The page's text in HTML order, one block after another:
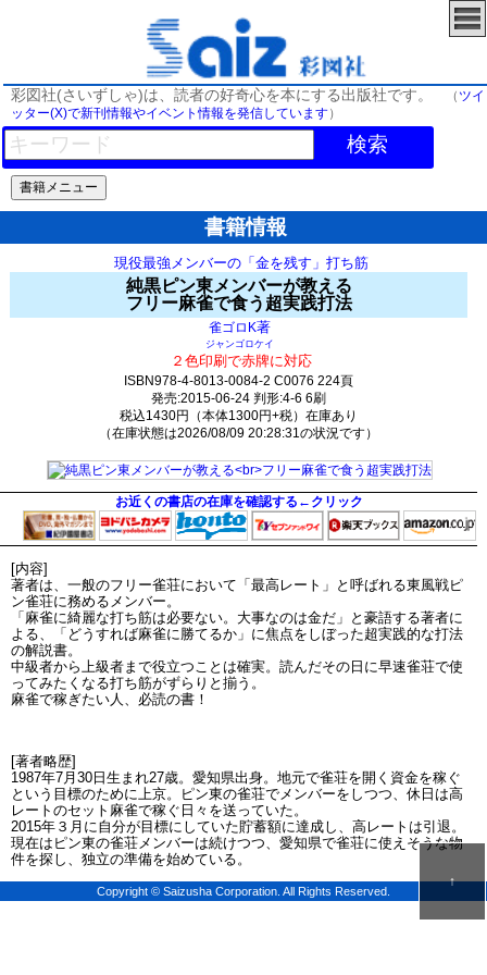
彩図社(さいずしゃ)は、読者の好奇心を本にする出版社です。 （ ツイ
ッター(X)で新刊情報やイベント情報を発信しています）
検索
書籍情報
現役最強メンバーの「金を残す」打ち筋
純黒ピン東メンバーが教える
フリー麻雀で食う超実践打法
雀ゴロK著
ジャンゴロケイ
２色印刷で赤牌に対応
ISBN978-4-8013-0084-2 C0076 224頁
発売:2015-06-24 判形:4-6 6刷
税込1430円（本体1300円+税）在庫あり
（在庫状態は2026/08/09 20:28:31の状況です）
お近くの書店の在庫を確認する←クリック
[内容]
著者は、一般のフリー雀荘において「最高レート」と呼ばれる東風戦ピ
ン雀荘に務めるメンバー。
「麻雀に綺麗な打ち筋は必要ない。大事なのは金だ」と豪語する著者に
よる、「どうすれば麻雀に勝てるか」に焦点をしぼった超実践的な打法
の解説書。
中級者から上級者まで役立つことは確実。読んだその日に早速雀荘で使
ってみたくなる打ち筋がずらりと揃う。
麻雀で稼ぎたい人、必読の書！
[著者略歴]
1987年7月30日生まれ27歳。愛知県出身。地元で雀荘を開く資金を稼ぐ
という目標のために上京。ピン東の雀荘でメンバーをしつつ、休日は高
レートのセット麻雀で稼ぐ日々を送っていた。
2015年３月に自分が目標にしていた貯蓄額に達成し、高レートは引退。
現在はピン東の雀荘メンバーは続けつつ、愛知県で雀荘に使えそうな物
件を探し、独立の準備を始めている。
↑
Copyright © Saizusha Corporation. All Rights Reserved.